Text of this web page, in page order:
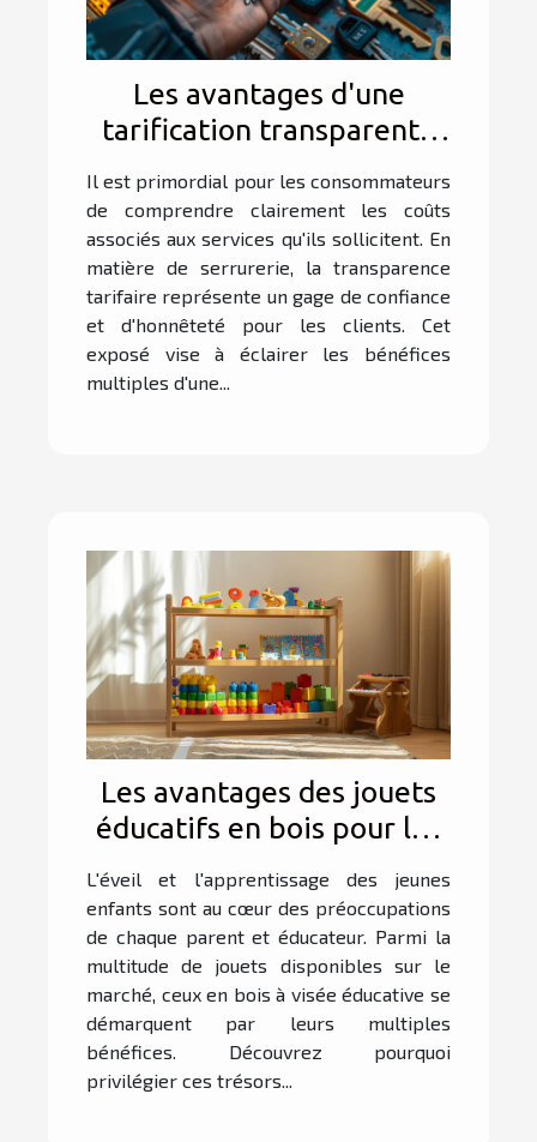
Les avantages d'une
tarification transparente
Il est primordial pour les consommateurs
de comprendre clairement les coûts
associés aux services qu'ils sollicitent. En
matière de serrurerie, la transparence
tarifaire représente un gage de confiance
et d'honnêteté pour les clients. Cet
exposé vise à éclairer les bénéfices
multiples d'une...
Les avantages des jouets
éducatifs en bois pour les
L'éveil et l'apprentissage des jeunes
enfants sont au cœur des préoccupations
de chaque parent et éducateur. Parmi la
multitude de jouets disponibles sur le
marché, ceux en bois à visée éducative se
démarquent par leurs multiples
bénéfices. Découvrez pourquoi
privilégier ces trésors...